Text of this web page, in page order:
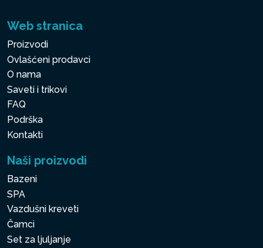
Web stranica
Proizvodi
Ovlašćeni prodavci
O nama
Saveti i trikovi
FAQ
Podrška
Kontakti
Naši proizvodi
Bazeni
SPA
Vazdušni kreveti
Čamci
Set za ljuljanje